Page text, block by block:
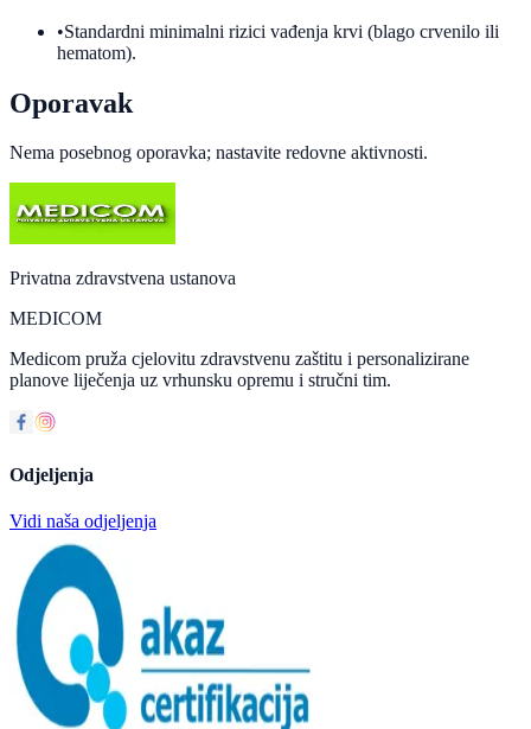
•Standardni minimalni rizici vađenja krvi (blago crvenilo ili
hematom).
Oporavak
Nema posebnog oporavka; nastavite redovne aktivnosti.
Privatna zdravstvena ustanova
MEDICOM
Medicom pruža cjelovitu zdravstvenu zaštitu i personalizirane
planove liječenja uz vrhunsku opremu i stručni tim.
Odjeljenja
Vidi naša odjeljenja